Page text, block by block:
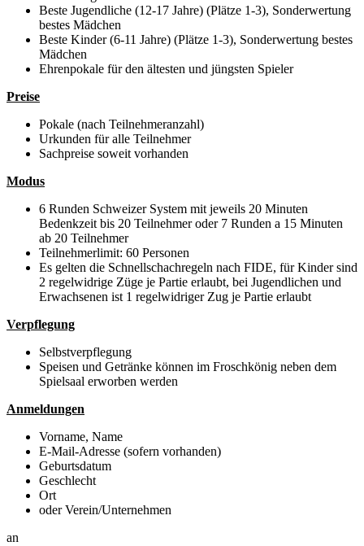
Beste Jugendliche (12-17 Jahre) (Plätze 1-3), Sonderwertung
bestes Mädchen
Beste Kinder (6-11 Jahre) (Plätze 1-3), Sonderwertung bestes
Mädchen
Ehrenpokale für den ältesten und jüngsten Spieler
Preise
Pokale (nach Teilnehmeranzahl)
Urkunden für alle Teilnehmer
Sachpreise soweit vorhanden
Modus
6 Runden Schweizer System mit jeweils 20 Minuten
Bedenkzeit bis 20 Teilnehmer oder 7 Runden a 15 Minuten
ab 20 Teilnehmer
Teilnehmerlimit: 60 Personen
Es gelten die Schnellschachregeln nach FIDE, für Kinder sind
2 regelwidrige Züge je Partie erlaubt, bei Jugendlichen und
Erwachsenen ist 1 regelwidriger Zug je Partie erlaubt
Verpflegung
Selbstverpflegung
Speisen und Getränke können im Froschkönig neben dem
Spielsaal erworben werden
Anmeldungen
Vorname, Name
E-Mail-Adresse (sofern vorhanden)
Geburtsdatum
Geschlecht
Ort
oder Verein/Unternehmen
an